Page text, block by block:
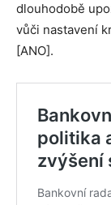
dlouhodobě
vůči nastavení
[ANO].